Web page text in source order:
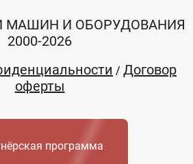
МАШИН И ОБОРУДОВАНИЯ
2000-2026
/ Договор
оферты
программа